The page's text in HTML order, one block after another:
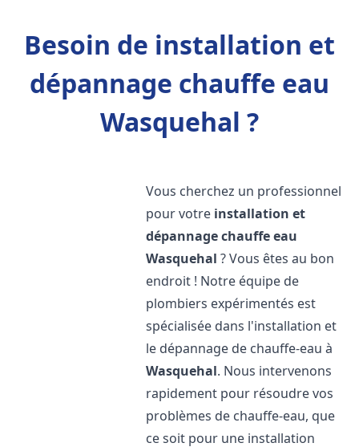
Besoin de installation et
dépannage chauffe eau
Wasquehal ?
Vous cherchez un professionnel
pour votre installation et
dépannage chauffe eau
Wasquehal ? Vous êtes au bon
endroit ! Notre équipe de
plombiers expérimentés est
spécialisée dans l'installation et
le dépannage de chauffe-eau à
Wasquehal. Nous intervenons
rapidement pour résoudre vos
problèmes de chauffe-eau, que
ce soit pour une installation